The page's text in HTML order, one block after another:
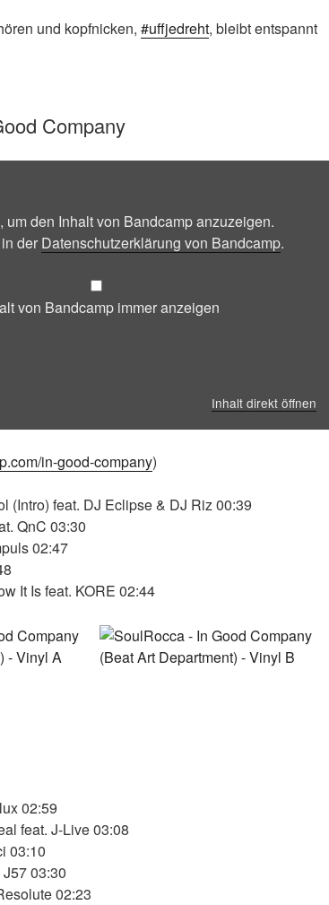
und kopfnicken, #uffjedreht, bleibt entspannt
Company
um den Inhalt von Bandcamp anzuzeigen.
der Datenschutzerklärung von Bandcamp.
von Bandcamp immer anzeigen
Inhalt direkt öffnen
in-good-company)
(Intro) feat. DJ Eclipse & DJ Riz 00:39
QnC 03:30
02:47
It Is feat. KORE 02:44
02:59
feat. J-Live 03:08
03:10
03:30
02:23